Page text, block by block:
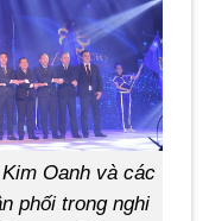
Oanh và các
phối trong nghi